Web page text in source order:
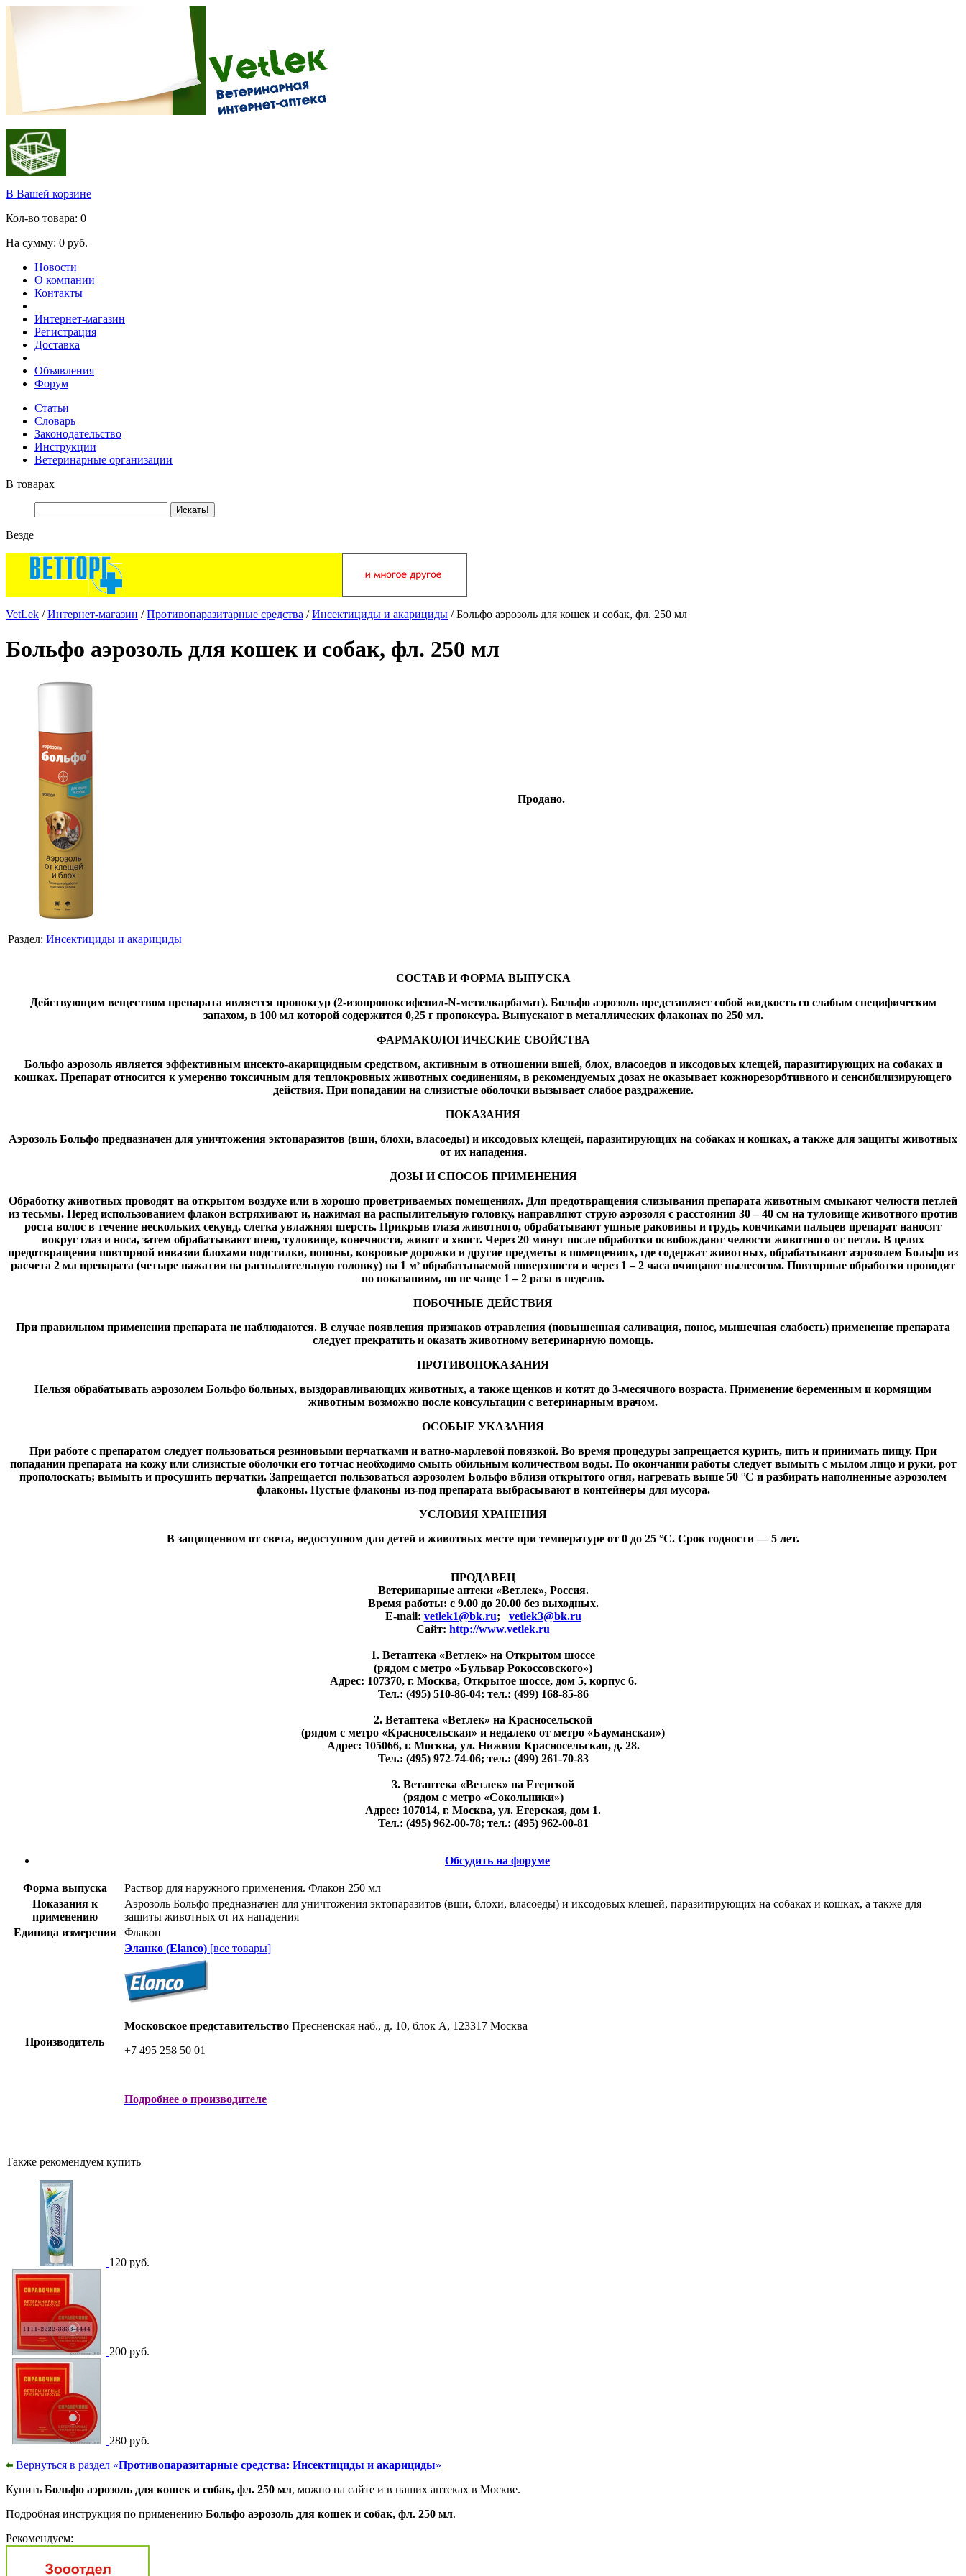
В Вашей корзине
Кол-во товара: 0
На сумму: 0 руб.
Новости
О компании
Контакты
Интернет-магазин
Регистрация
Доставка
Объявления
Форум
Статьи
Словарь
Законодательство
Инструкции
Ветеринарные организации
В товарах
Везде
VetLek /Интернет-магазин /Противопаразитарные средства /Инсектициды и акарициды / Больфо аэрозоль для кошек и собак, фл. 250 мл
Больфо аэрозоль для кошек и собак, фл. 250 мл
Продано.
Раздел: Инсектициды и акарициды
СОСТАВ И ФОРМА ВЫПУСКА
Действующим веществом препарата является пропоксур (2-изопропоксифенил-N-метилкарбамат). Больфо аэрозоль представляет собой жидкость со слабым специфическим
запахом, в 100 мл которой содержится 0,25 г пропоксура. Выпускают в металлических флаконах по 250 мл.
ФАРМАКОЛОГИЧЕСКИЕ СВОЙСТВА
Больфо аэрозоль является эффективным инсекто-акарицидным средством, активным в отношении вшей, блох, власоедов и иксодовых клещей, паразитирующих на собаках и
кошках. Препарат относится к умеренно токсичным для теплокровных животных соединениям, в рекомендуемых дозах не оказывает кожнорезорбтивного и сенсибилизирующего
действия. При попадании на слизистые оболочки вызывает слабое раздражение.
ПОКАЗАНИЯ
Аэрозоль Больфо предназначен для уничтожения эктопаразитов (вши, блохи, власоеды) и иксодовых клещей, паразитирующих на собаках и кошках, а также для защиты животных
от их нападения.
ДОЗЫ И СПОСОБ ПРИМЕНЕНИЯ
Обработку животных проводят на открытом воздухе или в хорошо проветриваемых помещениях. Для предотвращения слизывания препарата животным смыкают челюсти петлей
из тесьмы. Перед использованием флакон встряхивают и, нажимая на распылительную головку, направляют струю аэрозоля с расстояния 30 – 40 см на туловище животного против
роста волос в течение нескольких секунд, слегка увлажняя шерсть. Прикрыв глаза животного, обрабатывают ушные раковины и грудь, кончиками пальцев препарат наносят
вокруг глаз и носа, затем обрабатывают шею, туловище, конечности, живот и хвост. Через 20 минут после обработки освобождают челюсти животного от петли. В целях
предотвращения повторной инвазии блохами подстилки, попоны, ковровые дорожки и другие предметы в помещениях, где содержат животных, обрабатывают аэрозолем Больфо из
расчета 2 мл препарата (четыре нажатия на распылительную головку) на 1 м2 обрабатываемой поверхности и через 1 – 2 часа очищают пылесосом. Повторные обработки проводят
по показаниям, но не чаще 1 – 2 раза в неделю.
ПОБОЧНЫЕ ДЕЙСТВИЯ
При правильном применении препарата не наблюдаются. В случае появления признаков отравления (повышенная саливация, понос, мышечная слабость) применение препарата
следует прекратить и оказать животному ветеринарную помощь.
ПРОТИВОПОКАЗАНИЯ
Нельзя обрабатывать аэрозолем Больфо больных, выздоравливающих животных, а также щенков и котят до 3-месячного возраста. Применение беременным и кормящим
животным возможно после консультации с ветеринарным врачом.
ОСОБЫЕ УКАЗАНИЯ
При работе с препаратом следует пользоваться резиновыми перчатками и ватно-марлевой повязкой. Во время процедуры запрещается курить, пить и принимать пищу. При
попадании препарата на кожу или слизистые оболочки его тотчас необходимо смыть обильным количеством воды. По окончании работы следует вымыть с мылом лицо и руки, рот
прополоскать; вымыть и просушить перчатки. Запрещается пользоваться аэрозолем Больфо вблизи открытого огня, нагревать выше 50 °С и разбирать наполненные аэрозолем
флаконы. Пустые флаконы из-под препарата выбрасывают в контейнеры для мусора.
УСЛОВИЯ ХРАНЕНИЯ
В защищенном от света, недоступном для детей и животных месте при температуре от 0 до 25 °С. Срок годности — 5 лет.
ПРОДАВЕЦ
Ветеринарные аптеки «Ветлек», Россия.
Время работы: с 9.00 до 20.00 без выходных.
E-mail: vetlek1@bk.ru; vetlek3@bk.ru
Сайт: http://www.vetlek.ru
1. Ветаптека «Ветлек» на Открытом шоссе
(рядом с метро «Бульвар Рокоссовского»)
Адрес: 107370, г. Москва, Открытое шоссе, дом 5, корпус 6.
Тел.: (495) 510-86-04; тел.: (499) 168-85-86
2. Ветаптека «Ветлек» на Красносельской
(рядом с метро «Красносельская» и недалеко от метро «Бауманская»)
Адрес: 105066, г. Москва, ул. Нижняя Красносельская, д. 28.
Тел.: (495) 972-74-06; тел.: (499) 261-70-83
3. Ветаптека «Ветлек» на Егерской
(рядом с метро «Сокольники»)
Адрес: 107014, г. Москва, ул. Егерская, дом 1.
Тел.: (495) 962-00-78; тел.: (495) 962-00-81
Обсудить на форуме
Форма выпуска
Раствор для наружного применения. Флакон 250 мл
Показания к
применению
Аэрозоль Больфо предназначен для уничтожения эктопаразитов (вши, блохи, власоеды) и иксодовых клещей, паразитирующих на собаках и кошках, а также для
защиты животных от их нападения
Единица измерения
Флакон
Производитель
Эланко (Elanco) [все товары]
Московское представительство Пресненская наб., д. 10, блок А, 123317 Москва
+7 495 258 50 01
Подробнее о производителе
Также рекомендуем купить
120 руб.
200 руб.
280 руб.
Вернуться в раздел «Противопаразитарные средства: Инсектициды и акарициды»
Купить Больфо аэрозоль для кошек и собак, фл. 250 мл, можно на сайте и в наших аптеках в Москве.
Подробная инструкция по применению Больфо аэрозоль для кошек и собак, фл. 250 мл.
Рекомендуем: